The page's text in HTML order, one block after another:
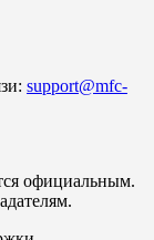
support@mfc-
официальным.